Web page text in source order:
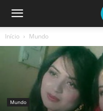
Início Mundo
Mundo